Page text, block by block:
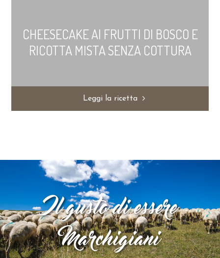
CHEESECAKE AI FRUTTI DI BOSCO E
RICOTTA MISTA SENZA COTTURA
Leggi la ricetta
Il gusto di essere
Marchigiani